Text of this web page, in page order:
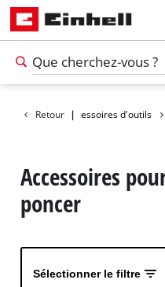
Retour |
Accessoires d'outils
Accessoires
poncer
Sélectionner le filtre